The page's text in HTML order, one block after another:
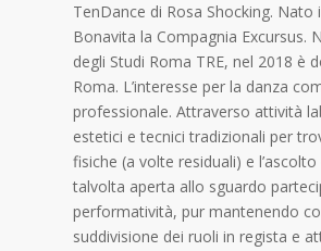
TenDance di Rosa Shocking.
Bonavita la Compagnia Excursus.
degli Studi Roma TRE, nel 2018 è
Roma. L’interesse per la danza
professionale. Attraverso attività
estetici e tecnici tradizionali per
fisiche (a volte residuali) e
talvolta aperta allo sguardo
performatività, pur mantenendo
suddivisione dei ruoli in regista e